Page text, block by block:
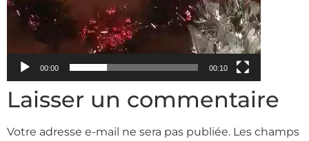
00:00 00:10
Laisser un commentaire
Votre adresse e-mail ne sera pas publiée. Les champs